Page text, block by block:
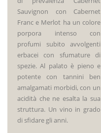
Sauvignon con Cabernet
Franc e Merlot ha un colore
porpora intenso con
profumi subito avvolgenti
erbacei con sfumature di
spezie. Al palato è pieno e
potente con tannini ben
amalgamati morbidi, con un
acidità che ne esalta la sua
struttura. Un vino in grado
di sfidare gli anni.